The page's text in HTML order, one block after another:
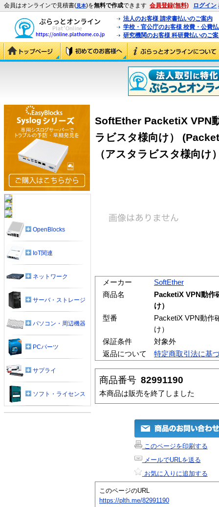
会員はオンラインで見積書(見本)を無料で作成できます 会員登録(無料) ログイン
法人のお客様 請求書払いのご案内
学校・官公庁のお客様 校費・公費
研究機関のお客様 科研費払いのご
SoftEther PacketiX VPN
ラビスタ様向け）
（アスタラビスタ様向け
メーカー
SoftEther
商品名
PacketiX VPN動作
け）
型番
PacketiX VPN動作
け）
保証条件
対象外
返品について
特定商取引法に基
商品番号 82991190
本商品は販売を終了しました
このページを印刷する
メールでURLを送る
お気に入りに追加する
このページのURL
https://plth.me/82991190
OpenBlocks
IoT関連
ネットワーク
サーバ・ストレージ
パソコン・周辺機器
PCパーツ
サプライ
ソフト・ライセンス